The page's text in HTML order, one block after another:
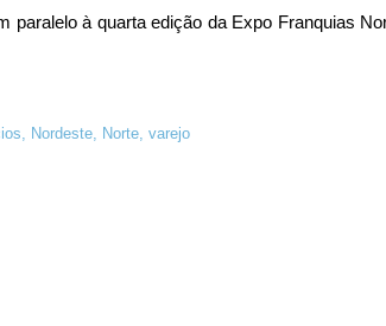
paralelo à quarta edição da Expo Franquias
Nordeste Norte varejo